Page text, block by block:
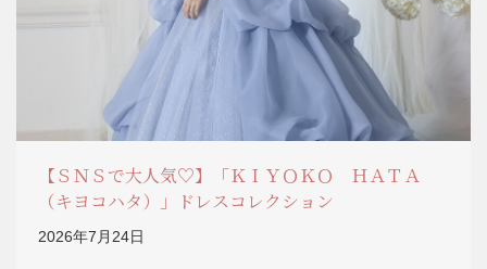
【ＳＮＳで大人気♡】「ＫＩＹＯＫＯ ＨＡＴＡ
（キヨコハタ）」ドレスコレクション
2026年7月24日